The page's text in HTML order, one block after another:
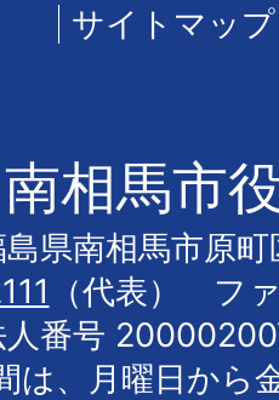
サイトマップ
南相馬市
県南相馬市原町
（代表） フ
人番号
は、月曜日から